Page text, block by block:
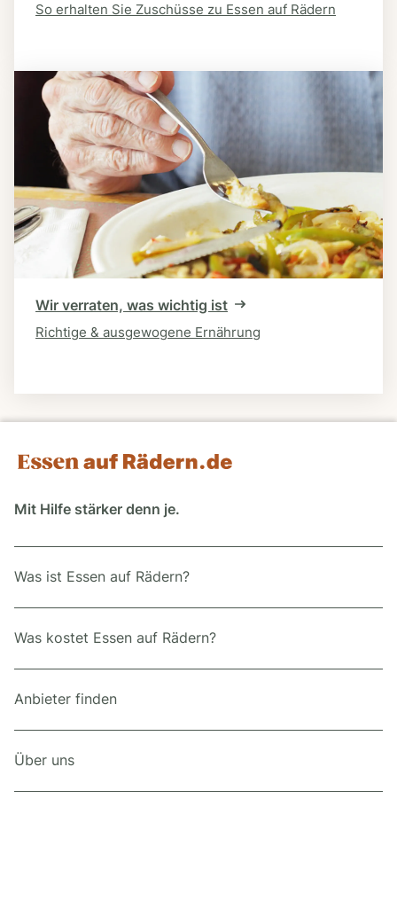
So erhalten Sie Zuschüsse zu Essen auf Rädern
Wir verraten, was wichtig ist
Richtige & ausgewogene Ernährung
Mit Hilfe stärker denn je.
Was ist Essen auf Rädern?
Was kostet Essen auf Rädern?
Anbieter finden
Über uns